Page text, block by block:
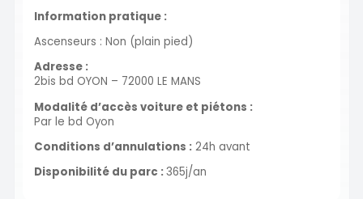
Information pratique :
Ascenseurs : Non (plain pied)
Adresse :
2bis bd OYON – 72000 LE MANS
Modalité d’accès voiture et piétons :
Par le bd Oyon
Conditions d’annulations : 24h avant
Disponibilité du parc :365j/an